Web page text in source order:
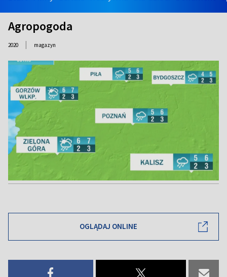
Agropogoda
2020 | magazyn
OGLĄDAJ ONLINE